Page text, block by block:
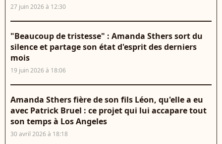
27 juin 2026 à 12:30
"Beaucoup de tristesse" : Amanda Sthers sort du
silence et partage son état d'esprit des derniers
mois
19 juin 2026 à 18:06
Amanda Sthers fière de son fils Léon, qu'elle a eu
avec Patrick Bruel : ce projet qui lui accapare tout
son temps à Los Angeles
30 avril 2026 à 18:18